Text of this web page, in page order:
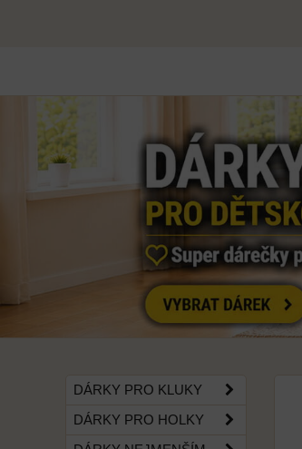
DÁRKY PRO KLUKY
DÁRKY PRO HOLKY